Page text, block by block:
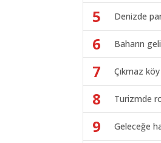
5 Denizde
6 Baharın
7 Çıkmaz
8 Turizmde
9 Geleceğe